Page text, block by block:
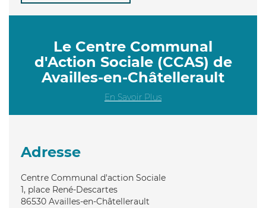
Le Centre Communal
d'Action Sociale (CCAS) de
Availles-en-Châtellerault
En Savoir Plus
Adresse
Centre Communal d'action Sociale
1, place René-Descartes
86530 Availles-en-Châtellerault